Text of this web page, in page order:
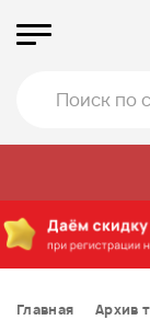
Главная Архив